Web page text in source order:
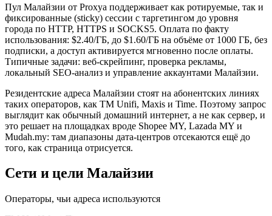
Пул Малайзии от Proxya поддерживает как ротируемые, так и
фиксированные (sticky) сессии с таргетингом до уровня
города по HTTP, HTTPS и SOCKS5. Оплата по факту
использования: $2.40/ГБ, до $1.60/ГБ на объёме от 1000 ГБ, без
подписки, а доступ активируется мгновенно после оплаты.
Типичные задачи: веб-скрейпинг, проверка рекламы,
локальный SEO-анализ и управление аккаунтами Малайзии.
Резидентские адреса Малайзии стоят на абонентских линиях
таких операторов, как TM Unifi, Maxis и Time. Поэтому запрос
выглядит как обычный домашний интернет, а не как сервер, и
это решает на площадках вроде Shopee MY, Lazada MY и
Mudah.my: там диапазоны дата-центров отсекаются ещё до
того, как страница отрисуется.
Сети и цели Малайзии
Операторы, чьи адреса используются